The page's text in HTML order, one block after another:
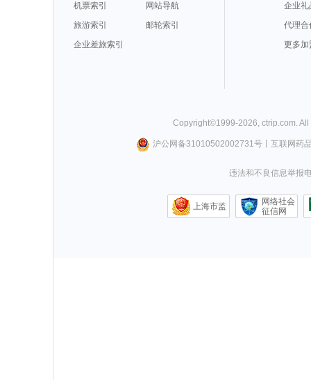
机票索引
网站导航
旅游索引
邮轮索引
企业差旅索引
企业礼
代理合
更多加
Copyright©1999-2026, ctrip.com.
沪公网备31010502002731号丨 互联网药
违法和不良信息举报
上海市监
网络社会
征信网